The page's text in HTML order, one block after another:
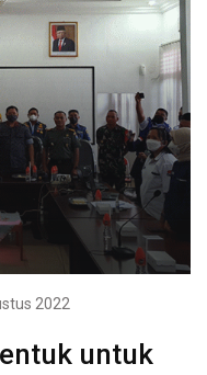
2022
untuk